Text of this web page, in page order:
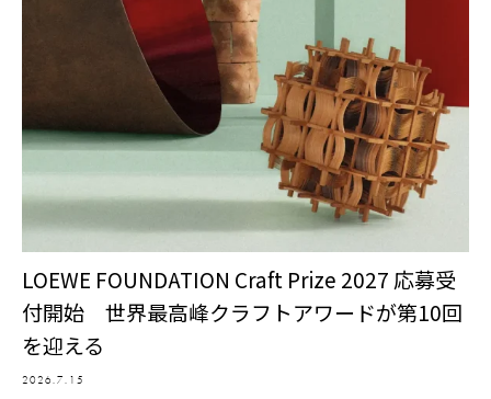
LOEWE FOUNDATION Craft Prize 2027 応募受
付開始 世界最高峰クラフトアワードが第10回
を迎える
2026.7.15